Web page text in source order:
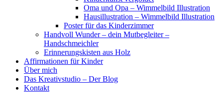
Oma und Opa – Wimmelbild Illustration
Hausillustration – Wimmelbild Illustration
Poster für das Kinderzimmer
Handvoll Wunder – dein Mutbegleiter –
Handschmeichler
Erinnerungskisten aus Holz
Affirmationen für Kinder
Über mich
Das Kreativstudio – Der Blog
Kontakt